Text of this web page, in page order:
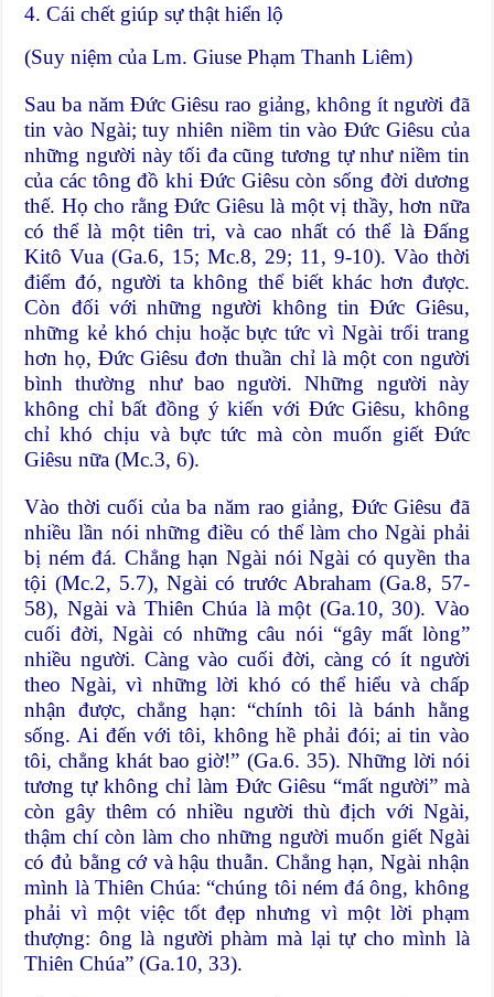
4. Cái chết giúp sự thật hiển lộ
(Suy niệm của Lm. Giuse Phạm Thanh Liêm)
Sau ba năm Đức Giêsu rao giảng, không ít người đã
tin vào Ngài; tuy nhiên niềm tin vào Đức Giêsu của
những người này tối đa cũng tương tự như niềm tin
của các tông đồ khi Đức Giêsu còn sống đời dương
thế. Họ cho rằng Đức Giêsu là một vị thầy, hơn nữa
có thể là một tiên tri, và cao nhất có thể là Đấng
Kitô Vua (Ga.6, 15; Mc.8, 29; 11, 9-10). Vào thời
điểm đó, người ta không thể biết khác hơn được.
Còn đối với những người không tin Đức Giêsu,
những kẻ khó chịu hoặc bực tức vì Ngài trổi trang
hơn họ, Đức Giêsu đơn thuần chỉ là một con người
bình thường như bao người. Những người này
không chỉ bất đồng ý kiến với Đức Giêsu, không
chỉ khó chịu và bực tức mà còn muốn giết Đức
Giêsu nữa (Mc.3, 6).
Vào thời cuối của ba năm rao giảng, Đức Giêsu đã
nhiều lần nói những điều có thể làm cho Ngài phải
bị ném đá. Chẳng hạn Ngài nói Ngài có quyền tha
tội (Mc.2, 5.7), Ngài có trước Abraham (Ga.8, 57-
58), Ngài và Thiên Chúa là một (Ga.10, 30). Vào
cuối đời, Ngài có những câu nói “gây mất lòng”
nhiều người. Càng vào cuối đời, càng có ít người
theo Ngài, vì những lời khó có thể hiểu và chấp
nhận được, chẳng hạn: “chính tôi là bánh hằng
sống. Ai đến với tôi, không hề phải đói; ai tin vào
tôi, chẳng khát bao giờ!” (Ga.6. 35). Những lời nói
tương tự không chỉ làm Đức Giêsu “mất người” mà
còn gây thêm có nhiều người thù địch với Ngài,
thậm chí còn làm cho những người muốn giết Ngài
có đủ bằng cớ và hậu thuẫn. Chẳng hạn, Ngài nhận
mình là Thiên Chúa: “chúng tôi ném đá ông, không
phải vì một việc tốt đẹp nhưng vì một lời phạm
thượng: ông là người phàm mà lại tự cho mình là
Thiên Chúa” (Ga.10, 33).